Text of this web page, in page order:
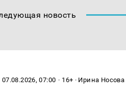
новость
07.08.2026, 07:00 · 16+ · Ирина Носова